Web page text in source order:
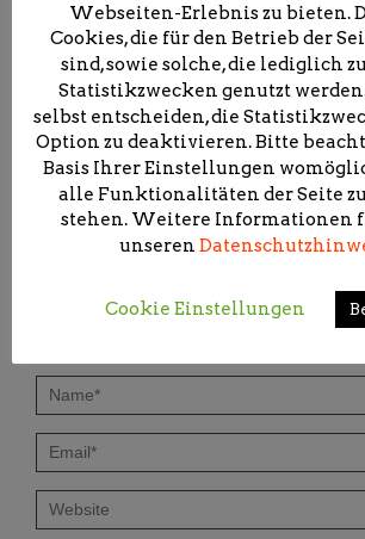
Schreibe einen Kommentar
Deine E-Mail-Adresse wird nicht
Erforderliche Felder sind mit*
Webseiten-Erlebnis zu bieten.
Cookies, die für den Betrieb der
sind, sowie solche, die lediglich
Statistikzwecken genutzt
selbst entscheiden, die
Option zu deaktivieren. Bitte
Basis Ihrer Einstellungen
alle Funktionalitäten der Seite
stehen. Weitere Informationen
unseren
Cookie Einstellungen